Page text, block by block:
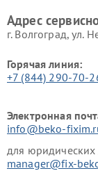
Адрес
г. Волгоград, ул.
Горячая линия:
+7 (844) 290-70-
Электронная
info@beko-
для юридических
manager@fix-